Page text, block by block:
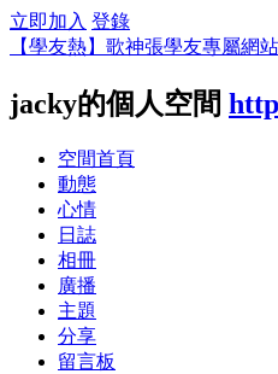
立即加入 登錄
【學友熱】歌神張學友專屬網站
jacky的個人空間
空間首頁
動態
心情
日誌
相冊
廣播
主題
分享
留言板